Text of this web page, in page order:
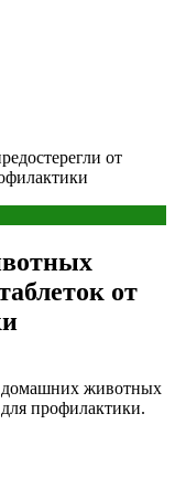
от
от
домашних животных
профилактики.